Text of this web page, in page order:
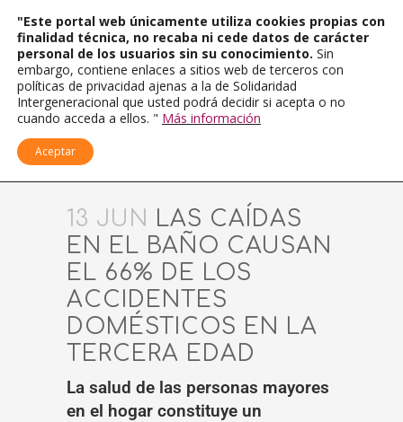
13 JUN LAS CAÍDAS
EN EL BAÑO CAUSAN
EL 66% DE LOS
ACCIDENTES
DOMÉSTICOS EN LA
TERCERA EDAD
La salud de las personas mayores
en el hogar constituye un
"Este portal web únicamente utiliza cookies propias con
finalidad técnica, no recaba ni cede datos de carácter
personal de los usuarios sin su conocimiento. Sin
embargo, contiene enlaces a sitios web de terceros con
políticas de privacidad ajenas a la de Solidaridad
Intergeneracional que usted podrá decidir si acepta o no
cuando acceda a ellos. " Más información
Aceptar